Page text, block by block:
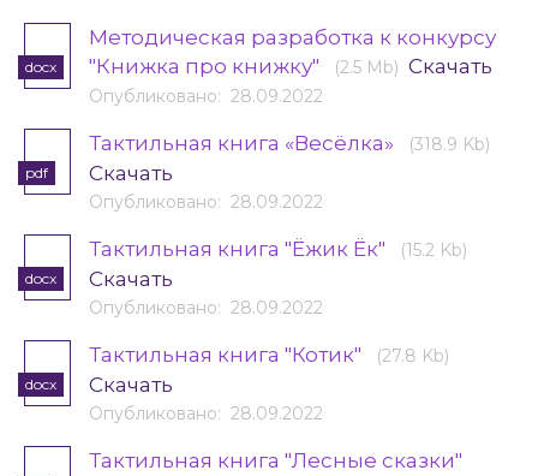
docx
Методическая разработка к конкурсу
"Книжка про книжку"
(2.5 Mb) Скачать
Опубликовано: 28.09.2022
pdf
Тактильная книга «Весёлка» (318.9 Kb)
Скачать
Опубликовано: 28.09.2022
docx
Тактильная книга "Ёжик Ёк" (15.2 Kb)
Скачать
Опубликовано: 28.09.2022
docx
Тактильная книга "Котик" (27.8 Kb)
Скачать
Опубликовано: 28.09.2022
Тактильная книга "Лесные сказки"